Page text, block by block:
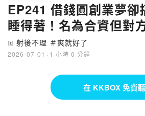
EP241 借錢圓創業夢卻
睡得著！名為合資但對
錢的創業鬼故事
🄴 射後不理 ＃爽就好了
2026-07-01 · 1 小時 0 分鐘
在 KKBOX 免費聽